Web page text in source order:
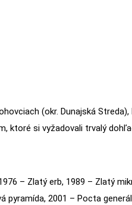
(okr. Dunajská
ktoré si vyžadovali trvalý
– Zlatý erb, 1989 – Zlatý
pyramída, 2001 – Pocta